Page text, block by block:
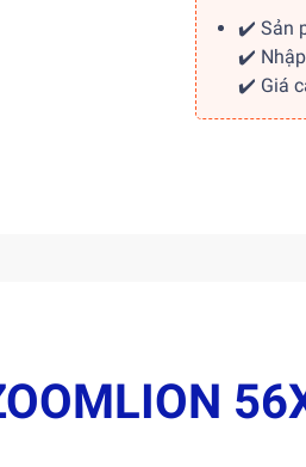
✔️ Sản
✔️
✔️ Giá